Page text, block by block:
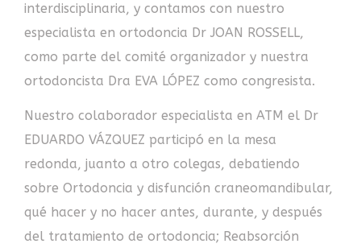
interdisciplinaria, y contamos con nuestro
especialista en ortodoncia Dr JOAN ROSSELL,
como parte del comité organizador y nuestra
ortodoncista Dra EVA LÓPEZ como congresista.
Nuestro colaborador especialista en ATM el Dr
EDUARDO VÁZQUEZ participó en la mesa
redonda, juanto a otro colegas, debatiendo
sobre Ortodoncia y disfunción craneomandibular,
qué hacer y no hacer antes, durante, y después
del tratamiento de ortodoncia; Reabsorción